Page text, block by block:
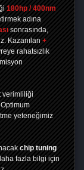
180hp / 400nm
adına
sonrasında,
Kazanılan +
rahatsızlık
verimliliği
yeteneğimiz
chip tuning
fazla bilgi için